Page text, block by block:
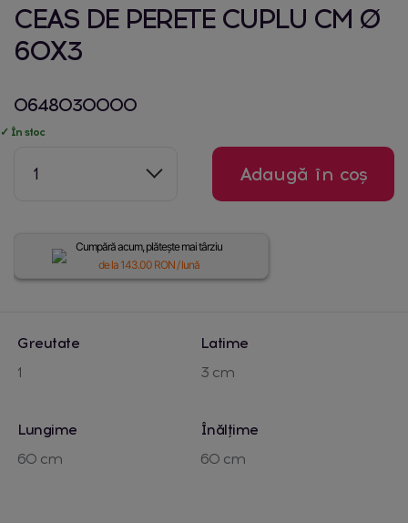
CEAS DE PERETE CUPLU CM Ø
60X3
0648030000
✓ În stoc
1 Adaugă în coș
Cumpără acum, plătește mai târziu
de la143.00RON / lună
Greutate
1
Latime
3 cm
Lungime
60 cm
Înălțime
60 cm